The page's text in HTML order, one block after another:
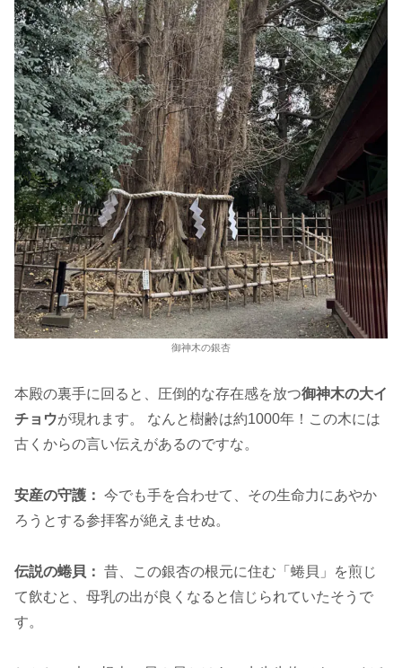
御神木の銀杏
本殿の裏手に回ると、圧倒的な存在感を放つ御神木の大イ
チョウが現れます。 なんと樹齢は約1000年！この木には
古くからの言い伝えがあるのですな。
安産の守護： 今でも手を合わせて、その生命力にあやか
ろうとする参拝客が絶えませぬ。
伝説の蜷貝： 昔、この銀杏の根元に住む「蜷貝」を煎じ
て飲むと、母乳の出が良くなると信じられていたそうで
す。